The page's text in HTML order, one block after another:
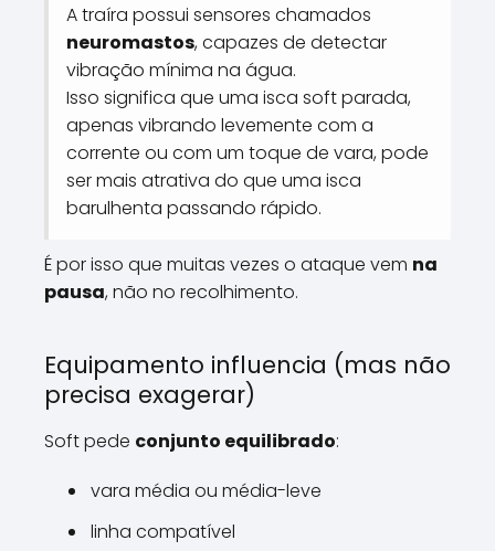
A traíra possui sensores chamados
neuromastos, capazes de detectar
vibração mínima na água.
Isso significa que uma isca soft parada,
apenas vibrando levemente com a
corrente ou com um toque de vara, pode
ser mais atrativa do que uma isca
barulhenta passando rápido.
É por isso que muitas vezes o ataque vem na
pausa, não no recolhimento.
Equipamento influencia (mas não
precisa exagerar)
Soft pede conjunto equilibrado:
vara média ou média-leve
linha compatível